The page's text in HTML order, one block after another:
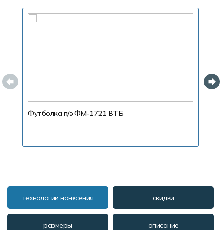
Футболка п/э ФМ-1721 ВТБ
технологии нанесения скидки
размеры описание